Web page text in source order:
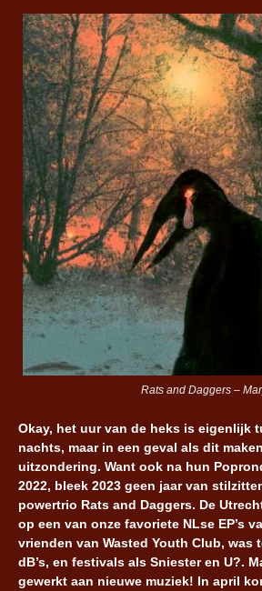
Rats and Daggers –
Okay, het uur van de heks is eigenlijk
nachts, maar in een geval als dit
uitzondering. Want ook na hun
2022, bleek 2023 geen jaar van
powertrio Rats and Daggers. De
op een van onze favoriete NLse EP’s
vrienden van Wasted Youth Club, was
dB’s, en festivals als Sniester en U?.
gewerkt aan nieuwe muziek! In april